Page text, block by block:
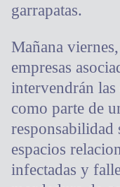
garrapatas.
Mañana
empresas
intervendrán las
como parte de
espacios
infectadas y